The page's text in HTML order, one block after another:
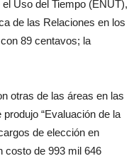
Uso del Tiempo (ENUT),
de las Relaciones en los
89 centavos; la
otras de las áreas en las
“Evaluación de la
de elección en
costo de 993 mil 646